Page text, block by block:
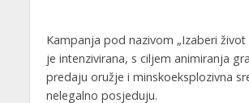
Kampanja pod nazivom „Izaberi život
je intenzivirana, s ciljem animiranja
predaju oružje i minskoeksplozivna
nelegalno posjeduju.